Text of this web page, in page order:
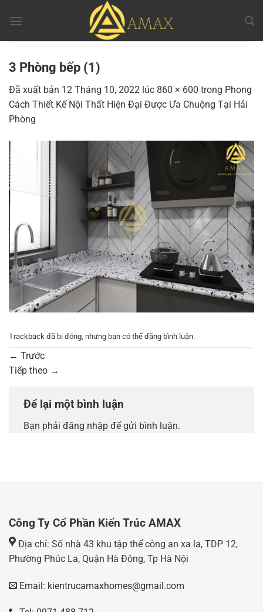
đến
3 Phòng bếp (1)
Đã xuất bản 12 Tháng 10, 2022 lúc 860 × 600 trong Phong
Cách Thiết Kế Nội Thất Hiện Đại Được Ưa Chuộng Tại Hải
Phòng
Trackback đã bị đóng, nhưng bạn có thể đăng bình luận.
← Trước
Tiếp theo →
Để lại một bình luận
Bạn phải đăng nhập để gửi bình luận.
Công Ty Cổ Phần Kiến Trúc AMAX
Địa chỉ: Số nhà 43 khu tập thể công an xa la, TDP 12,
Phường Phúc La, Quận Hà Đông, Tp Hà Nội
Email: kientrucamaxhomes@gmail.com